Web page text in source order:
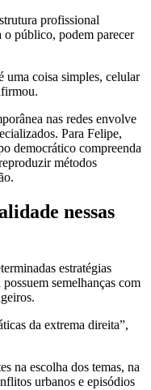
profissional
o público, podem parecer
uma coisa simples, celular
nas redes envolve
Para Felipe,
democrático compreenda
métodos
nessas
estratégias
semelhanças com
da extrema direita”,
na escolha dos temas, na
urbanos e episódios